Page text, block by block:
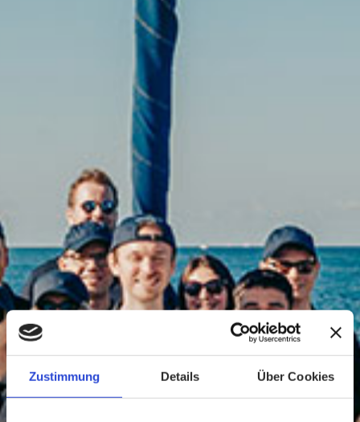
Zustimmung Details Über Cookies